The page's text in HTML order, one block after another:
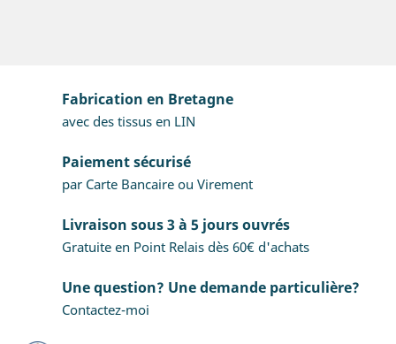
Fabrication en Bretagne
avec des tissus en LIN
Paiement sécurisé
par Carte Bancaire ou Virement
Livraison sous 3 à 5 jours ouvrés
Gratuite en Point Relais dès 60€ d'achats
Une question? Une demande particulière?
Contactez-moi